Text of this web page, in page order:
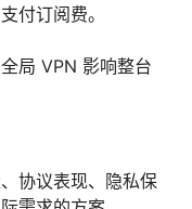
付订阅费。
局 VPN 影响整台
协议表现、隐私保